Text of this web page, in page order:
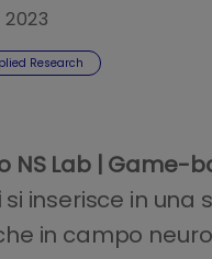
Research
NS Lab | Game-
si inserisce in una
in campo